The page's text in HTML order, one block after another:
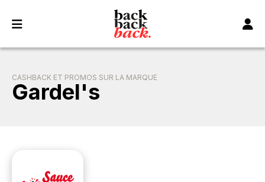
CASHBACK ET PROMOS SUR LA MARQUE
Gardel's